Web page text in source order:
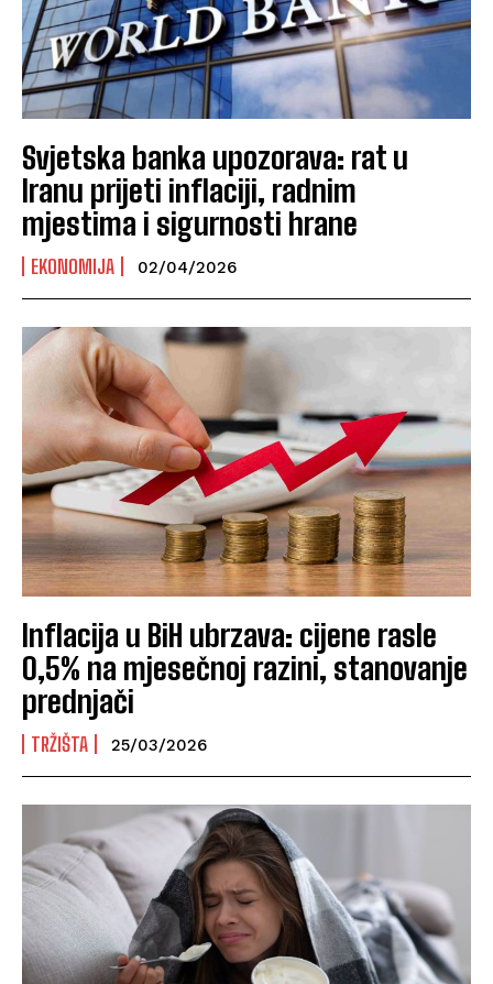
Svjetska banka upozorava: rat u
Iranu prijeti inflaciji, radnim
mjestima i sigurnosti hrane
EKONOMIJA 02/04/2026
Inflacija u BiH ubrzava: cijene rasle
0,5% na mjesečnoj razini, stanovanje
prednjači
TRŽIŠTA 25/03/2026